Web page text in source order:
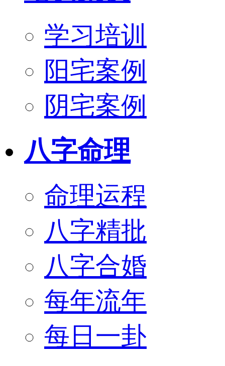
学习培训
阳宅案例
阴宅案例
八字命理
命理运程
八字精批
八字合婚
每年流年
每日一卦